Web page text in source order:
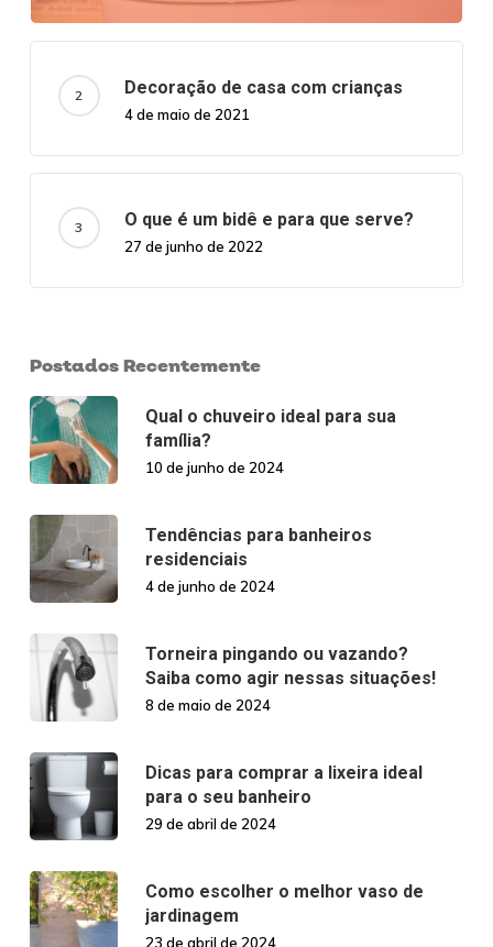
Decoração de casa com crianças
4 de maio de 2021
O que é um bidê e para que serve?
27 de junho de 2022
Postados Recentemente
Qual o chuveiro ideal para sua
família?
10 de junho de 2024
Tendências para banheiros
residenciais
4 de junho de 2024
Torneira pingando ou vazando?
Saiba como agir nessas situações!
8 de maio de 2024
Dicas para comprar a lixeira ideal
para o seu banheiro
29 de abril de 2024
Como escolher o melhor vaso de
jardinagem
23 de abril de 2024